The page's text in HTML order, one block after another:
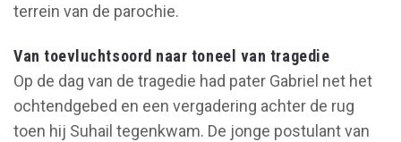
terrein van de parochie.
Van toevluchtsoord naar toneel van tragedie
Op de dag van de tragedie had pater Gabriel net het
ochtendgebed en een vergadering achter de rug
toen hij Suhail tegenkwam. De jonge postulant van